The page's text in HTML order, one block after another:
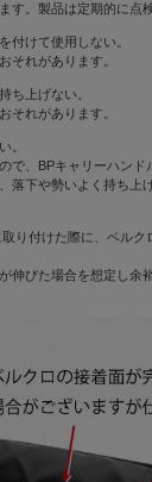
。製品は定期的に点検
付けて使用しない。
れがあります。
ち上げない。
れがあります。
。
で、BPキャリーハンド
落下や勢いよく持ち上
取り付けた際に、ベル
伸びた場合を想定し余